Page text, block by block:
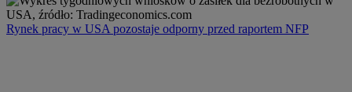
Rynek pracy w USA pozostaje odporny przed raportem NFP